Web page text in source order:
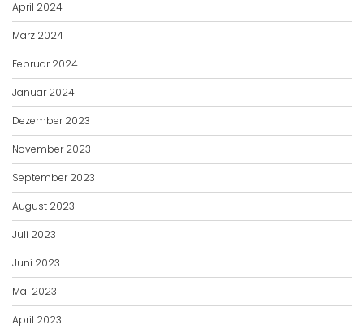
April 2024
März 2024
Februar 2024
Januar 2024
Dezember 2023
November 2023
September 2023
August 2023
Juli 2023
Juni 2023
Mai 2023
April 2023